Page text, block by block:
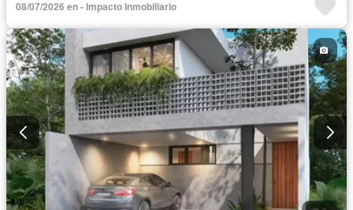
08/07/2026 en - Impacto Inmobiliario